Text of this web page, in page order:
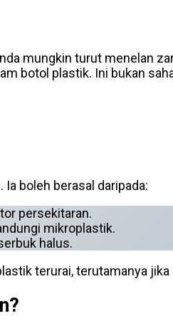
mungkin turut menelan
botol plastik. Ini bukan
boleh berasal daripada:
persekitaran.
mikroplastik.
halus.
terurai, terutamanya